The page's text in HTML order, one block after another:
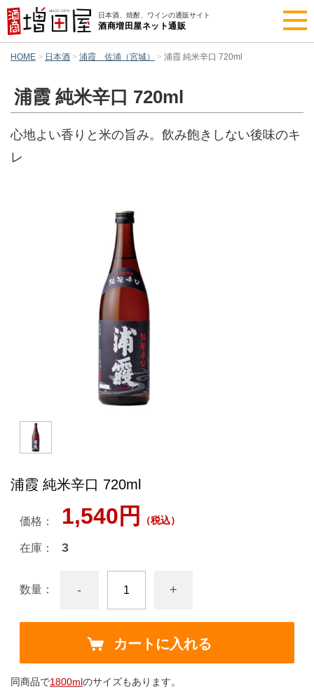
日本酒、焼酎、ワインの通販サイト
酒商増田屋ネット通販
HOME 日本酒 浦霞 佐浦（宮城） 浦霞 純米辛口 720ml
浦霞 純米辛口 720ml
心地よい香りと米の旨み。飲み飽きしない後味のキ
レ
浦霞 純米辛口 720ml
価格： 1,540円 （税込）
在庫： 3
数量： - +
カートに入れる
同商品で1800mlのサイズもあります。